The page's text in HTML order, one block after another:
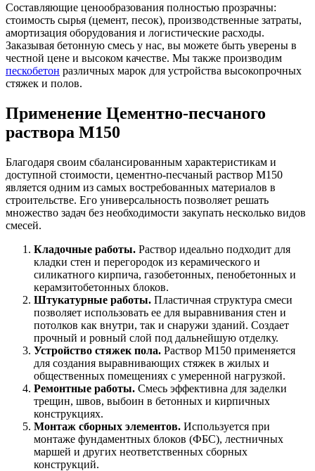
Составляющие ценообразования полностью прозрачны:
стоимость сырья (цемент, песок), производственные затраты,
амортизация оборудования и логистические расходы.
Заказывая бетонную смесь у нас, вы можете быть уверены в
честной цене и высоком качестве. Мы также производим
пескобетон различных марок для устройства высокопрочных
стяжек и полов.
Применение Цементно-песчаного
раствора М150
Благодаря своим сбалансированным характеристикам и
доступной стоимости, цементно-песчаный раствор М150
является одним из самых востребованных материалов в
строительстве. Его универсальность позволяет решать
множество задач без необходимости закупать несколько видов
смесей.
Кладочные работы. Раствор идеально подходит для
кладки стен и перегородок из керамического и
силикатного кирпича, газобетонных, пенобетонных и
керамзитобетонных блоков.
Штукатурные работы. Пластичная структура смеси
позволяет использовать ее для выравнивания стен и
потолков как внутри, так и снаружи зданий. Создает
прочный и ровный слой под дальнейшую отделку.
Устройство стяжек пола. Раствор М150 применяется
для создания выравнивающих стяжек в жилых и
общественных помещениях с умеренной нагрузкой.
Ремонтные работы. Смесь эффективна для заделки
трещин, швов, выбоин в бетонных и кирпичных
конструкциях.
Монтаж сборных элементов. Используется при
монтаже фундаментных блоков (ФБС), лестничных
маршей и других неответственных сборных
конструкций.